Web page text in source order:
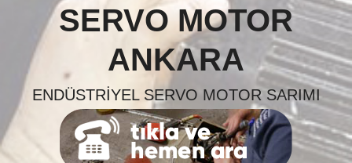
SERVO MOTOR
ANKARA
ENDÜSTRIYEL SERVO MOTOR SARIMI